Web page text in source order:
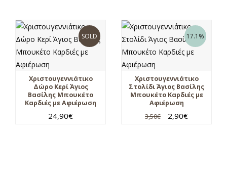
SOLD
Χριστουγεννιάτικο
Δώρο Κερί Άγιος
Βασίλης Μπουκέτο
Καρδιές με Αφιέρωση
24,90€
17.1%
Χριστουγεννιάτικο
Στολίδι Άγιος Βασίλης
Μπουκέτο Καρδιές με
Αφιέρωση
3,50€ 2,90€